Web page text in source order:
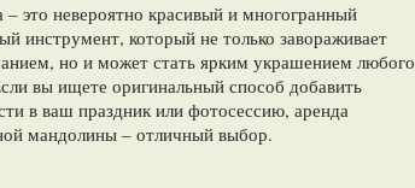
это невероятно красивый и многогранный
инструмент, который не только завораживает
но и может стать ярким украшением любого
вы ищете оригинальный способ добавить
в ваш праздник или фотосессию, аренда
мандолины – отличный выбор.